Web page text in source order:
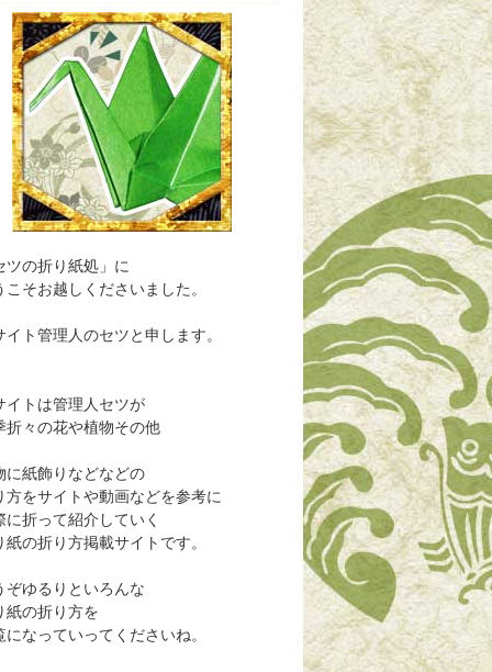
ツの折り紙処」に
こそお越しくださいました。
イト管理人のセツと申します。
イトは管理人セツが
折々の花や植物その他
に紙飾りなどなどの
方をサイトや動画などを参考に
に折って紹介していく
紙の折り方掲載サイトです。
ぞゆるりといろんな
紙の折り方を
になっていってくださいね。